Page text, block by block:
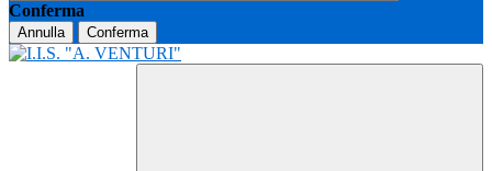
Conferma
Annulla Conferma